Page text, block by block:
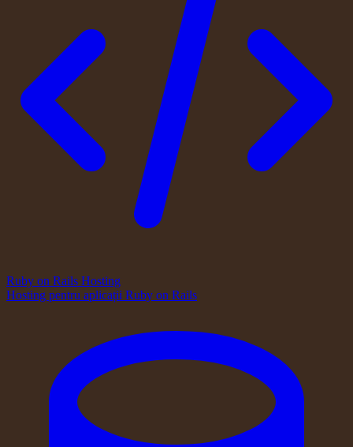
Ruby on Rails Hosting
Hosting pentru aplicații Ruby on Rails